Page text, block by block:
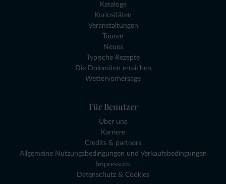
Kataloge
Kuriositäten
Veranstaltungen
Touren
Neues
Typische Rezepte
Die Dolomiten erreichen
Wettervorhersage
Für Benutzer
Über uns
Karriere
Credits & partners
Allgemeine Nutzungsbedingungen und Verkaufsbedingungen
Impressum
Datenschutz & Cookies